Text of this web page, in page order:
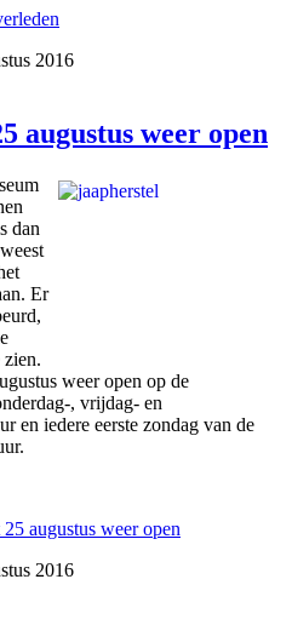
2016
augustus weer open
dan
Er
zien.
weer open op de
, vrijdag- en
en iedere eerste zondag van de
augustus weer open
2016